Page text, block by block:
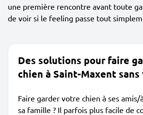
une première rencontre avant toute
de voir si le feeling passe tout
Des solutions pour faire
chien à Saint-Maxent
Faire garder votre chien à ses amis/
sa famille ? Il parfois plus facile de